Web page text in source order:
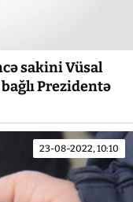
sakini Vüsal
Prezidentə
23-08-2022, 10:10